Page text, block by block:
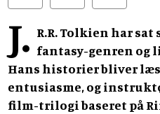
J. R.R. Tolkien har
fantasy-genren
Hans historier bliver
entusiasme, og
film-trilogi baseret på